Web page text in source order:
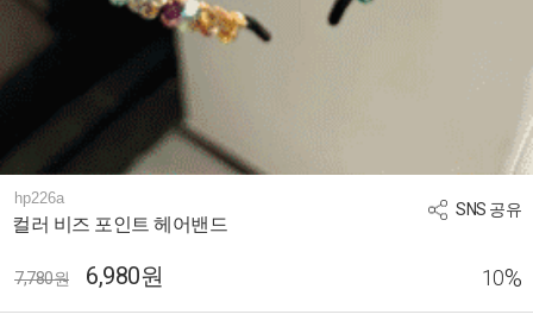
SNS 공유
hp226a
컬러 비즈 포인트 헤어밴드
7,780원 6,980원 10%